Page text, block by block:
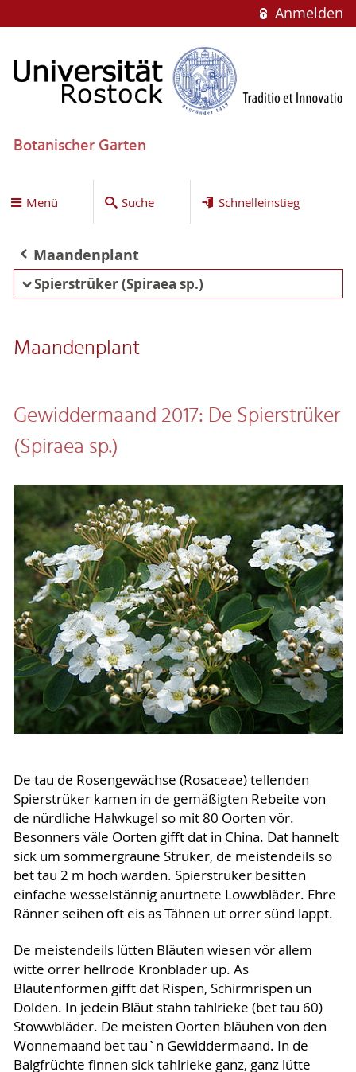
Anmelden
Botanischer Garten
Menü Suche Schnelleinstieg
Maandenplant
Spierstrüker (Spiraea sp.)
Maandenplant
Gewiddermaand 2017: De Spierstrüker
(Spiraea sp.)
De tau de Rosengewächse (Rosaceae) tellenden
Spierstrüker kamen in de gemäßigten Rebeite von
de nürdliche Halwkugel so mit 80 Oorten vör.
Besonners väle Oorten gifft dat in China. Dat hannelt
sick üm sommergräune Strüker, de meistendeils so
bet tau 2 m hoch warden. Spierstrüker besitten
einfache wesselstännig anurtnete Lowwbläder. Ehre
Ränner seihen oft eis as Tähnen ut orrer sünd lappt.
De meistendeils lütten Bläuten wiesen vör allem
witte orrer hellrode Kronbläder up. As
Bläutenformen gifft dat Rispen, Schirmrispen un
Dolden. In jedein Bläut stahn tahlrieke (bet tau 60)
Stowwbläder. De meisten Oorten bläuhen von den
Wonnemaand bet tau`n Gewiddermaand. In de
Balgfrüchte finnen sick tahlrieke ganz, ganz lütte